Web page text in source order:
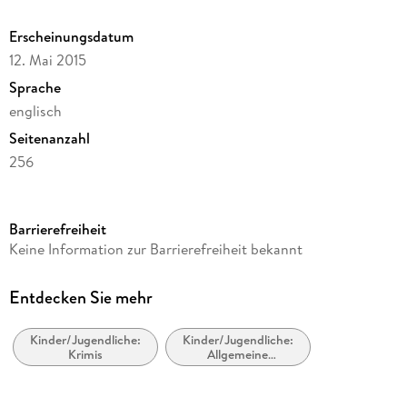
Erscheinungsdatum
12. Mai 2015
Sprache
englisch
Seitenanzahl
256
Reihe
Autor/Autorin
Verlag/Hersteller
Penguin Young Readers Group
Barrierefreiheit
Keine Information zur Barrierefreiheit bekannt
Entdecken Sie mehr
Kinder/Jugendliche:
Krimis
Kinder/Jugendliche:
Allgemeine
Interessen: Gesetz,